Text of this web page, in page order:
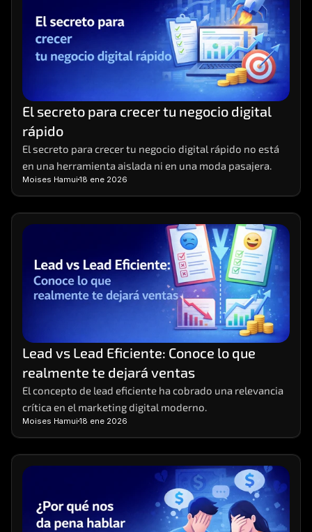
El secreto para crecer tu negocio digital
rápido
El secreto para crecer tu negocio digital rápido no está
en una herramienta aislada ni en una moda pasajera.
Moises Hamui 18 ene 2026
Lead vs Lead Eficiente: Conoce lo que
realmente te dejará ventas
El concepto de lead eficiente ha cobrado una relevancia
crítica en el marketing digital moderno.
Moises Hamui 18 ene 2026